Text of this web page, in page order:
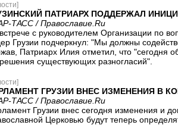
ПАТРИАРХ ПОДДЕРЖАЛ
ТАСС / Православие.Ru
с руководителем Организации по
Грузии подчеркнул: "Мы должны
Патриарх Илия отметил, что "сегодня
существующих разногласий".
ГРУЗИИ ВНЕС ИЗМЕНЕНИЯ В
ТАСС / Православие.Ru
Грузии внес сегодня изменения и
Церковью будут теперь